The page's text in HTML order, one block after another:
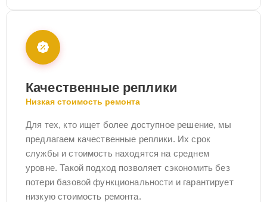
Качественные реплики
Низкая стоимость ремонта
Для тех, кто ищет более доступное решение, мы
предлагаем качественные реплики. Их срок
службы и стоимость находятся на среднем
уровне. Такой подход позволяет сэкономить без
потери базовой функциональности и гарантирует
низкую стоимость ремонта.